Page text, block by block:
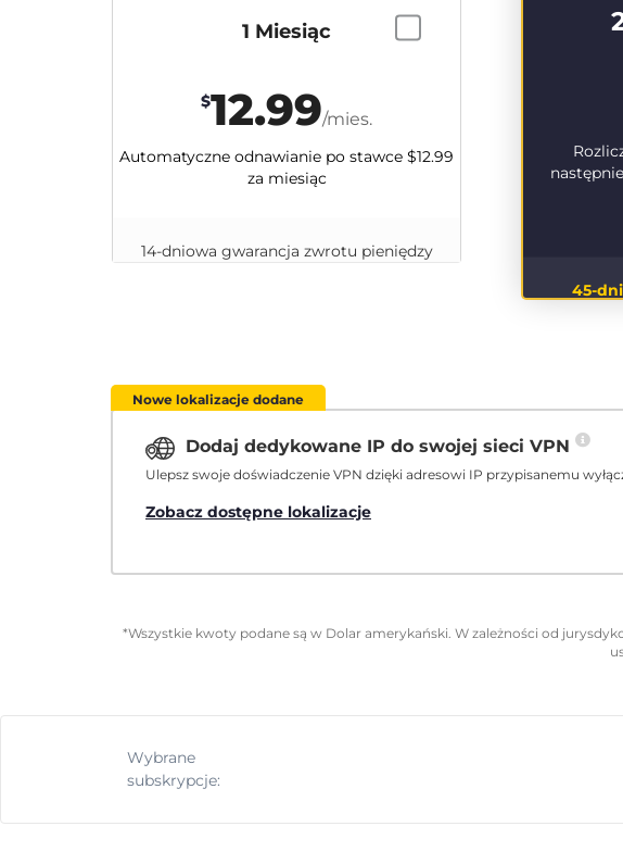
45-
1 Miesiąc
$12.99/mies.
Automatyczne odnawianie po stawce $12.99
za miesiąc
14-dniowa gwarancja zwrotu pieniędzy
Nowe lokalizacje dodane
Dodaj dedykowane IP do swojej sieci VPN
Ulepsz swoje doświadczenie VPN dzięki adresowi IP przypisanemu
Zobacz dostępne lokalizacje
*Wszystkie kwoty podane są w Dolar amerykański. W zależności od
Wybrane
subskrypcje: